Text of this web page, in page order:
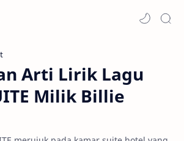
Arti Lirik Lagu
Milik Billie